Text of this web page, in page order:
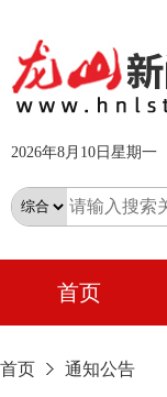
2026年8月10日星期一
首页
首页 通知公告